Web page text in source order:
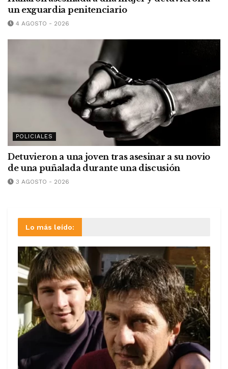
un exguardia penitenciario
4 AGOSTO - 2026
POLICIALES
Detuvieron a una joven tras asesinar a su novio
de una puñalada durante una discusión
3 AGOSTO - 2026
Lo más leído: